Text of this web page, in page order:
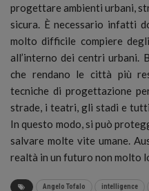
progettare ambienti urbani,
sicura. È necessario infatti
molto difficile compiere
all’interno dei centri urbani.
che rendano le città più
tecniche di progettazione
strade, i teatri, gli stadi e
In questo modo, si può
salvare molte vite umane.
realtà in un futuro non molto
Angelo Tofalo intelligence